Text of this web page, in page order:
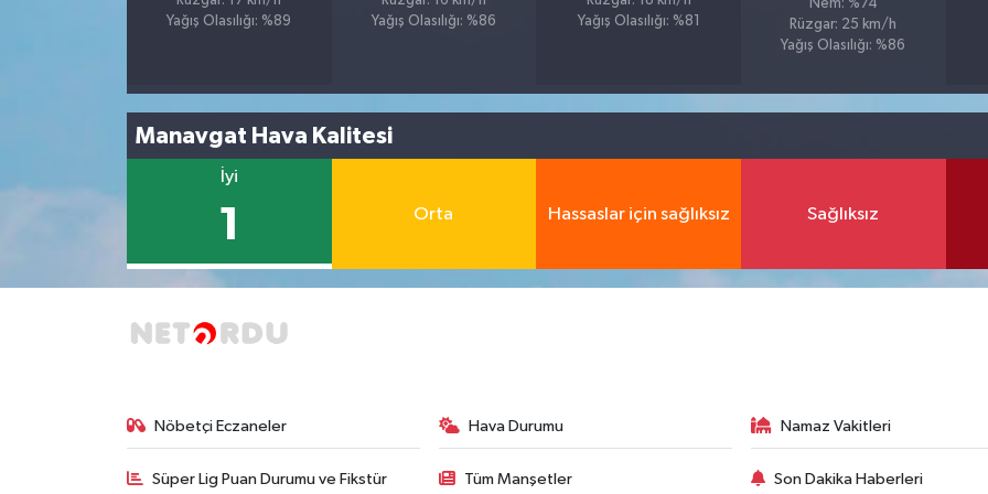
Yağış Olasılığı: %89
Yağış Olasılığı: %86
Yağış Olasılığı: %81
Nem: %74
Rüzgar: 25 km/h
Yağış Olasılığı: %86
Manavgat Hava Kalitesi
İyi
1 Orta Hassaslar için sağlıksız Sağlıksız
Nöbetçi Eczaneler Hava Durumu Namaz Vakitleri
Süper Lig Puan Durumu ve Fikstür Tüm Manşetler Son Dakika Haberleri